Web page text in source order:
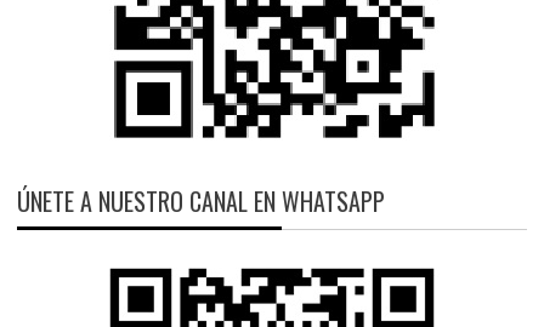
ÚNETE A NUESTRO CANAL EN WHATSAPP